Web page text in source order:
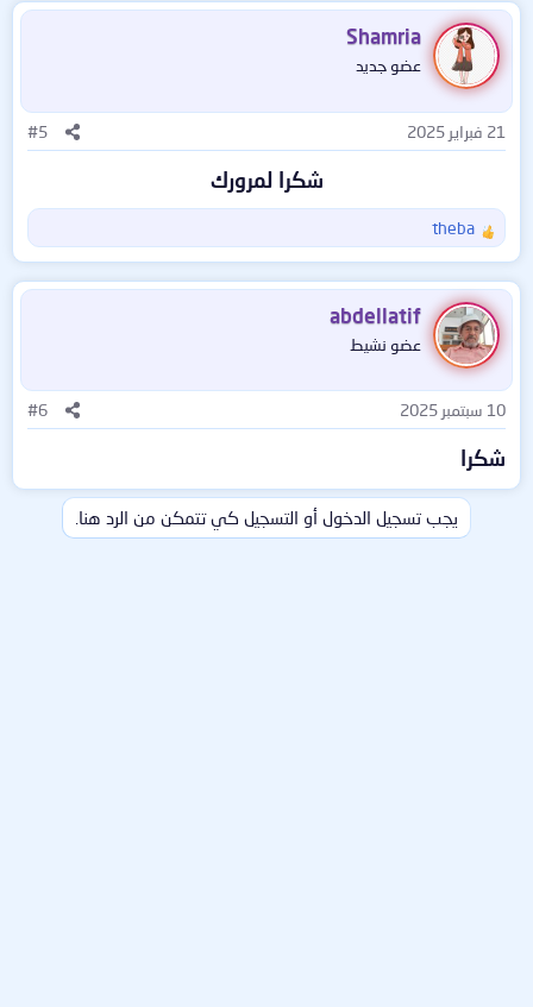
Shamria
عضو جديد
21 فبراير 2025 #5
شكرا لمرورك
ل
ت
ف
ا
ع
ا
ت
theba
abdellatif
عضو نشيط
10 سبتمبر 2025 #6
شكرا
يجب تسجيل الدخول أو التسجيل كي تتمكن من الرد هنا.